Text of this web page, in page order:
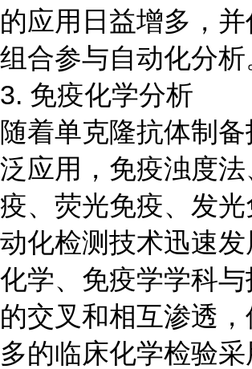
的应用日益增多，
组合参与自动化分析
3. 免疫化学分析
随着单克隆抗体制
泛应用，免疫浊度
疫、荧光免疫、发光
动化检测技术迅速
化学、免疫学学科与
的交叉和相互渗透
多的临床化学检验